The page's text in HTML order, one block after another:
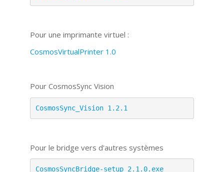
Pour une imprimante virtuel :
CosmosVirtualPrinter 1.0
Pour CosmosSync Vision
CosmosSync_Vision 1.2.1
Pour le bridge vers d'autres systèmes
CosmosSyncBridge-setup_2.1.0.exe